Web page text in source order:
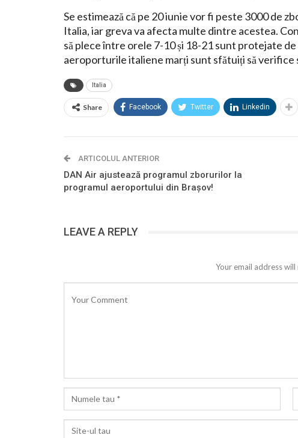
Se estimează că pe 20 iunie vor fi peste 3000 de
Italia, iar greva va afecta multe dintre acestea.
să plece între orele 7-10 și 18-21 sunt protejate
aeroporturile italiene marți sunt sfătuiți să
Italia
Share Facebook Twitter Linkedin
ARTICOLUL ANTERIOR
DAN Air ajustează programul zborurilor la
programul aeroportului din Brașov!
LEAVE A REPLY
Your email address